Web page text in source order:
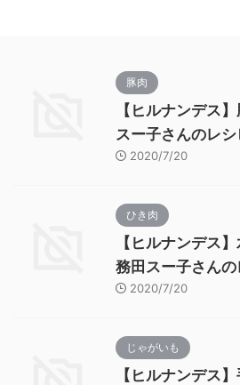
豚肉
【ヒルナンデス
スー子さんのレシ
2020/7/20
ひき肉
【ヒルナンデス
務田スー子さんの
2020/7/20
じゃがいも
【ヒルナンデス